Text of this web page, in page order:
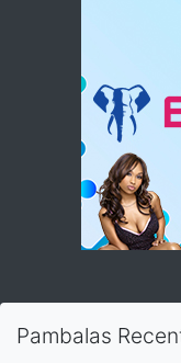
Pambalas